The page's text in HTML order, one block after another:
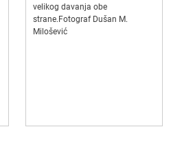
velikog davanja obe
strane.Fotograf Dušan M.
Milošević